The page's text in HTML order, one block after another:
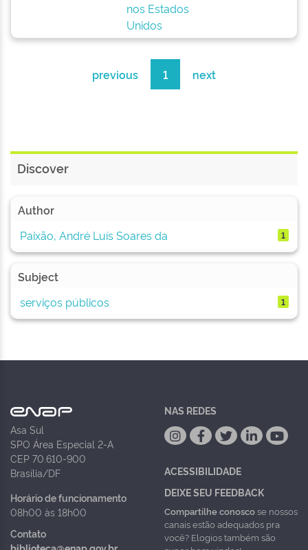
nos Estados
Unidos
previous 1 next
Discover
Author
Paixão, André Luís Soares da
1
Subject
serviços públicos
1
Asa Sul
SPO Área Especial 2-A
CEP 70.610-900
Brasília/DF
Horário de funcionamento
08h00 às 18h00
Contato
NAS REDES
ACESSIBILIDADE
DEIXE SEU FEEDBACK
Compartilhe conoscose nossos
canais estão adequados pra
você? Elogios também são